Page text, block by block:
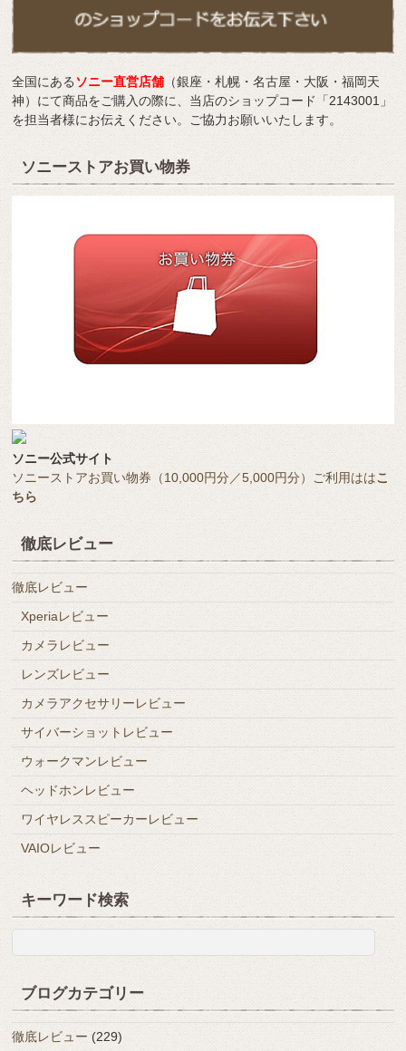
全国にあるソニー直営店舗 （銀座・札幌・名古屋・大阪・福岡天
神）にて商品をご購入の際に、当店のショップコード「2143001」
を担当者様にお伝えください。ご協力お願いいたします。
ソニーストアお買い物券
ソニー公式サイト
ソニーストアお買い物券（10,000円分／5,000円分）ご利用ははこ
ちら
徹底レビュー
徹底レビュー
Xperiaレビュー
カメラレビュー
レンズレビュー
カメラアクセサリーレビュー
サイバーショットレビュー
ウォークマンレビュー
ヘッドホンレビュー
ワイヤレススピーカーレビュー
VAIOレビュー
キーワード検索
ブログカテゴリー
徹底レビュー (229)